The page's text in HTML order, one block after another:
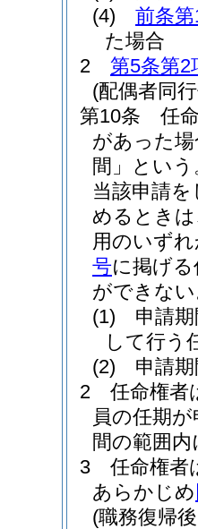
(4)
前条
た場合
2
第5条第2
(配偶者同
第10条
任
があった
間」という
当該申請
めるとき
用のいず
号に掲げ
ができな
(1)
申請
して行う
(2)
申請
2
任命権者
員の任期
間の範囲
3
任命権者
あらかじめ
(職務復帰